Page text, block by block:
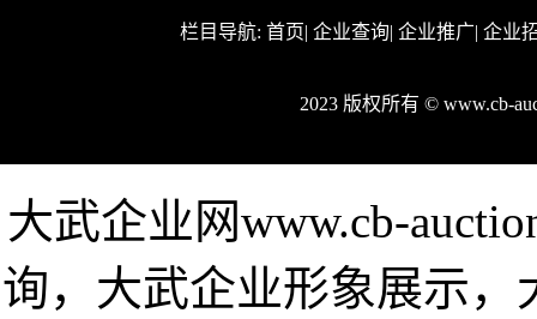
栏目导航: 首页| 企业查询| 企业推广| 企业
2023 版权所有 © www.cb-
大武企业网www.cb-
询，大武企业形象展示